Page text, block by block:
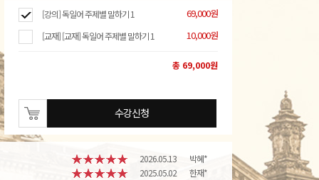
[강의] 독일어 주제별 말하기 1 69,000원
[교재] [교재] 독일어 주제별 말하기 1 10,000원
총 69,000원
수강신청
2026.05.13
박혜*
2025.05.02
한재*